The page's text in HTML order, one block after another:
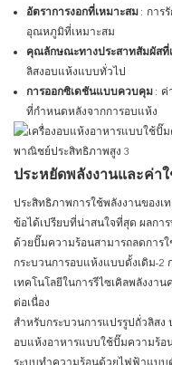
อัตราการงอกที่เหมาะสม : การ
อุณหภูมิที่เหมาะสม
คุณลักษณะทางประสาทสัมผัสที่
ลิสงอบแห้งแบบทั่วไป
การออกซิเดชันแบบควบคุม : ค่
ที่กำหนดหลังจากการอบแห้ง
ประหยัดพลังงานและค่า
ประสิทธิภาพการใช้พลังงานของ
ข้อได้เปรียบที่น่าสนใจที่สุด ผลกา
ด้วยปั๊มความร้อนสามารถลดการ
กระบวนการอบแห้งแบบดั้งเดิม-2
เทคโนโลยีในการรีไซเคิลพลังงา
ต่อเนื่อง
สำหรับกระบวนการแปรรูปถั่วลิสง
อบแห้งอาหารแบบใช้ปั๊มความร้อ